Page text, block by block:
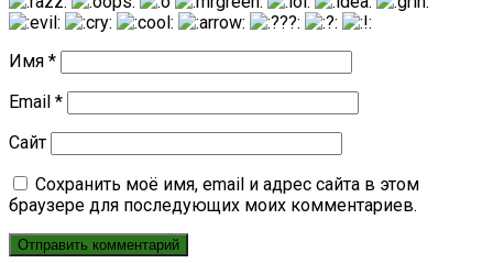
Имя *
Email *
Сайт
Сохранить моё имя, email и адрес сайта в этом
браузере для последующих моих комментариев.